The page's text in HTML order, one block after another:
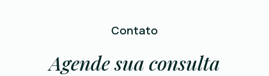
Contato
Agende sua consulta